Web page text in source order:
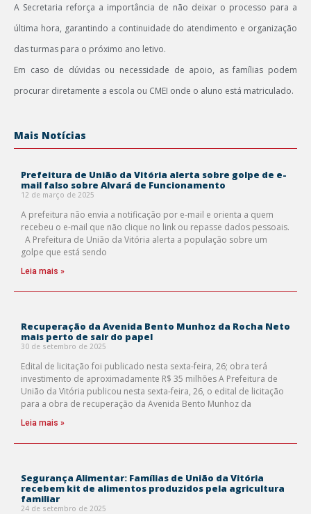
A Secretaria reforça a importância de não deixar o processo para a
última hora, garantindo a continuidade do atendimento e organização
das turmas para o próximo ano letivo.
Em caso de dúvidas ou necessidade de apoio, as famílias podem
procurar diretamente a escola ou CMEI onde o aluno está matriculado.
Mais Notícias
Prefeitura de União da Vitória alerta sobre golpe de e-
mail falso sobre Alvará de Funcionamento
12 de março de 2025
A prefeitura não envia a notificação por e-mail e orienta a quem
recebeu o e-mail que não clique no link ou repasse dados pessoais.
A Prefeitura de União da Vitória alerta a população sobre um
golpe que está sendo
Leia mais »
Recuperação da Avenida Bento Munhoz da Rocha Neto
mais perto de sair do papel
30 de setembro de 2025
Edital de licitação foi publicado nesta sexta-feira, 26; obra terá
investimento de aproximadamente R$ 35 milhões A Prefeitura de
União da Vitória publicou nesta sexta-feira, 26, o edital de licitação
para a obra de recuperação da Avenida Bento Munhoz da
Leia mais »
Segurança Alimentar: Famílias de União da Vitória
recebem kit de alimentos produzidos pela agricultura
familiar
24 de setembro de 2025